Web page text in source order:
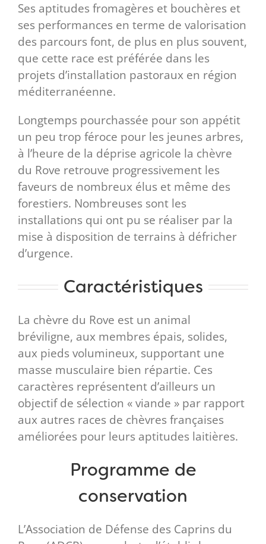
Ses aptitudes fromagères et bouchères et
ses performances en terme de valorisation
des parcours font, de plus en plus souvent,
que cette race est préférée dans les
projets d’installation pastoraux en région
méditerranéenne.
Longtemps pourchassée pour son appétit
un peu trop féroce pour les jeunes arbres,
à l’heure de la déprise agricole la chèvre
du Rove retrouve progressivement les
faveurs de nombreux élus et même des
forestiers. Nombreuses sont les
installations qui ont pu se réaliser par la
mise à disposition de terrains à défricher
d’urgence.
Caractéristiques
La chèvre du Rove est un animal
bréviligne, aux membres épais, solides,
aux pieds volumineux, supportant une
masse musculaire bien répartie. Ces
caractères représentent d’ailleurs un
objectif de sélection « viande » par rapport
aux autres races de chèvres françaises
améliorées pour leurs aptitudes laitières.
Programme de
conservation
L’Association de Défense des Caprins du